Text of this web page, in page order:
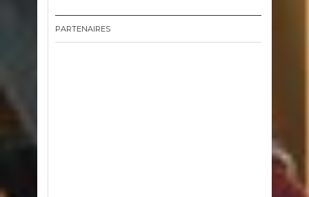
PARTENAIRES